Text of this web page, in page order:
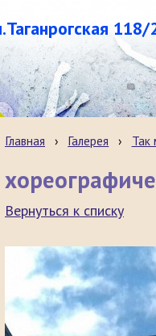
118/
Главная › Галерея ›
Вернуться к списку